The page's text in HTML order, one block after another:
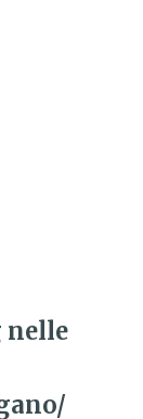
nelle